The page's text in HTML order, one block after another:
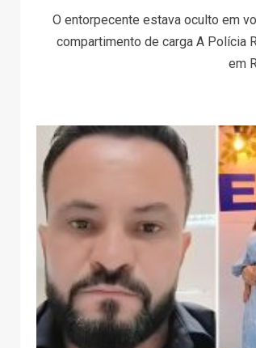
O entorpecente estava oculto em
compartimento de carga A Polícia
em